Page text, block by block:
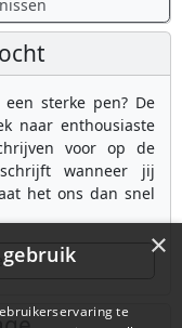
sterke pen? De
naar enthousiaste
voor op de
wanneer jij
het ons dan snel
×
te